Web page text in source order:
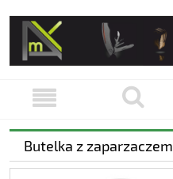
Butelka z zaparzaczem